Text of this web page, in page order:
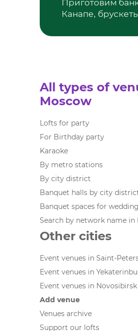
Приготовим
Канапе,
All types of
Moscow
Lofts for party
For Birthday party
Karaoke
By metro stations
By city district
Banquet halls by city
Banquet spaces for wedding
Search by network name in
Other cities
Event venues in Saint-
Event venues in
Event venues in Novosibirsk
Add venue
Venues archive
Support our lofts